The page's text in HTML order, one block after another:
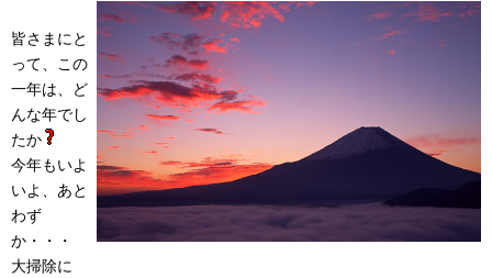
皆さまにと
って、この
一年は、ど
んな年でし
たか
今年もいよ
いよ、あと
わず
か・・・
大掃除に